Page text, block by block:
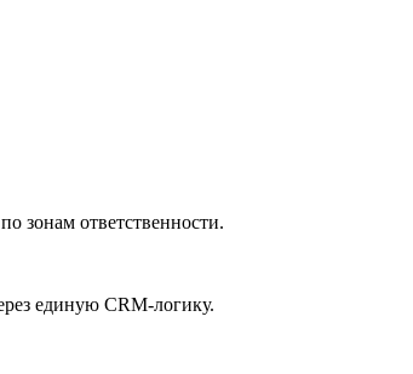
зонам ответственности.
единую CRM-логику.